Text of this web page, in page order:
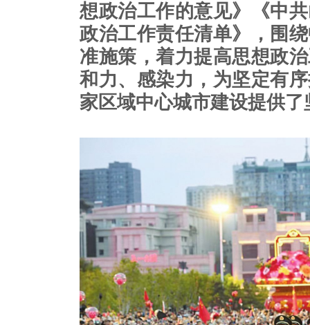
想政治工作的意见》《中
政治工作责任清单》，围
准施策，着力提高思想政
和力、感染力，为坚定有
家区域中心城市建设提供